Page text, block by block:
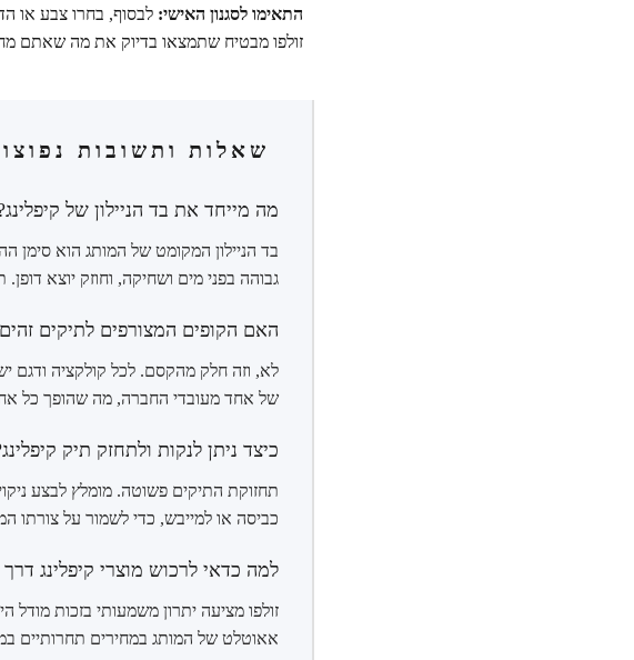
התאימו לסגנון האישי: לבסוף, בחרו צבע או
זולפו מבטיח שתמצאו בדיוק את מה שאתם
שאלות ותשובות
מה מייחד את בד הניילון של
בד הניילון המקומט של המותג הוא סימן
גבוהה בפני מים ושחיקה, וחוזק יוצא
האם הקופים המצורפים לתיקים
לא, וזה חלק מהקסם. לכל קולקציה ודגם
של אחד מעובדי החברה, מה שהופך כל
כיצד ניתן לנקות ולתחזק תיק
תחזוקת התיקים פשוטה. מומלץ לבצע
כביסה או למייבש, כדי לשמור על צורתו
למה כדאי לרכוש מוצרי קיפלינג דרך
זולפו מציעה יתרון משמעותי בזכות מודל
אאוטלט של המותג במחירים תחרותיים